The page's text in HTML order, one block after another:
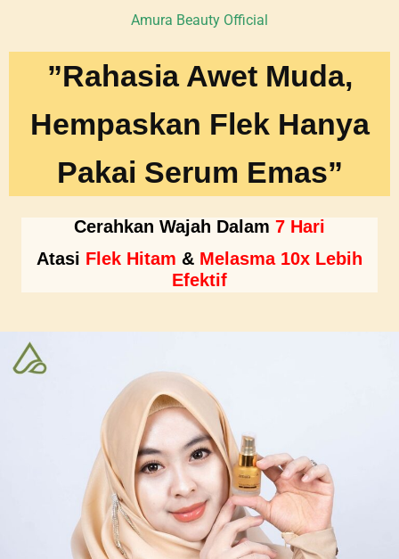
Amura Beauty Official
”Rahasia Awet Muda,
Hempaskan Flek Hanya
Pakai Serum Emas”
Cerahkan Wajah Dalam 7 Hari
Atasi Flek Hitam & Melasma 10x Lebih
Efektif